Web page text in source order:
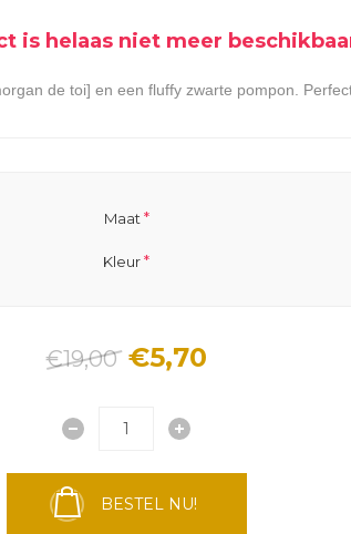
is helaas niet meer
de toi] en een fluffy zwarte pompon.
Maat *
Kleur*
€19,00 €5,70
BESTEL NU!